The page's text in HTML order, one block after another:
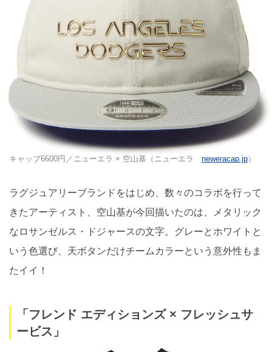
キャップ6600円／ニューエラ × 空山基（ニューエラ neweracap.jp）
ラグジュアリーブランドをはじめ、数々のコラボを行って
きたアーティスト、空山基が今回描いたのは、メタリック
なロサンゼルス・ドジャースの文字。グレーとホワイトと
いう色選び、天ボタンだけチームカラーという意外性もま
たイイ！
「フレンド エディションズ × フレッシュサ
ービス」